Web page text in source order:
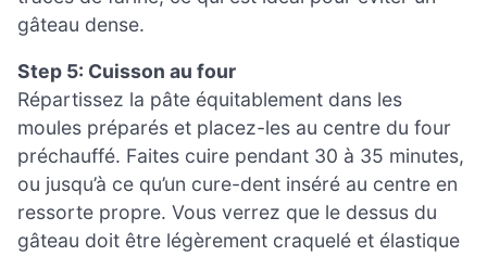
gâteau dense.
Step 5: Cuisson au four
Répartissez la pâte équitablement dans les
moules préparés et placez-les au centre du four
préchauffé. Faites cuire pendant 30 à 35 minutes,
ou jusqu’à ce qu’un cure-dent inséré au centre en
ressorte propre. Vous verrez que le dessus du
gâteau doit être légèrement craquelé et élastique